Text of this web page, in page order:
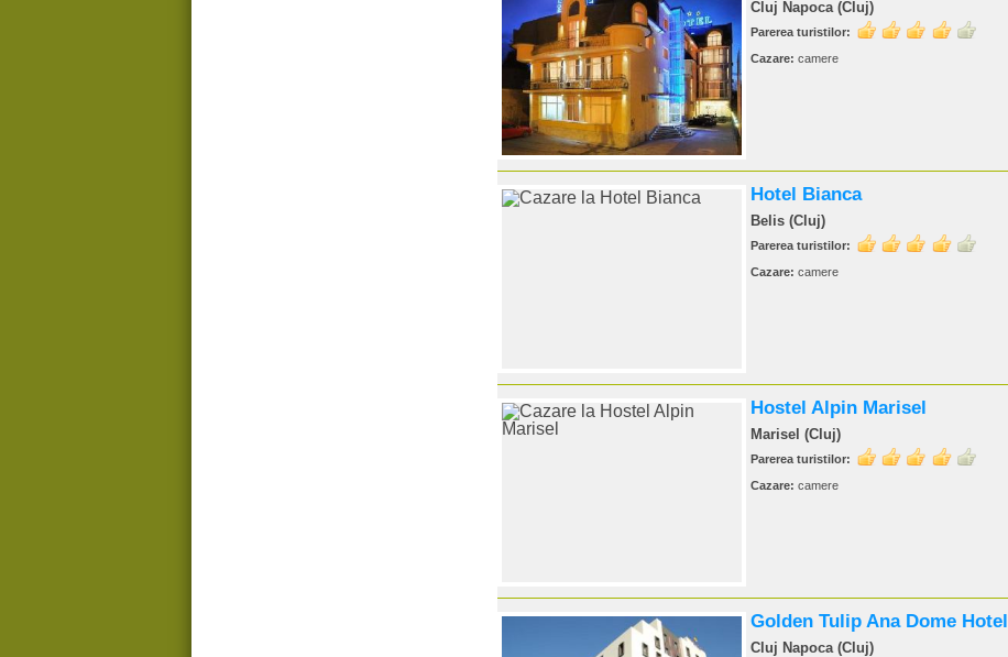
Cluj Napoca (Cluj)
Parerea turistilor:
Cazare: camere
Hotel Bianca
Belis (Cluj)
Parerea turistilor:
Cazare: camere
Hostel Alpin Marisel
Marisel (Cluj)
Parerea turistilor:
Cazare: camere
Golden Tulip Ana Dome Hotel
Cluj Napoca (Cluj)